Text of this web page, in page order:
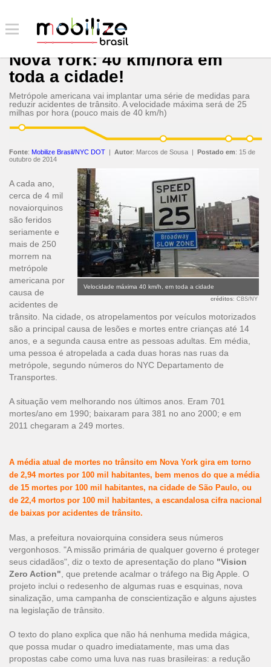
Nova York: 40 km/hora em
toda a cidade!
Metrópole americana vai implantar uma série de medidas para
reduzir acidentes de trânsito. A velocidade máxima será de 25
milhas por hora (pouco mais de 40 km/h)
Fonte: Mobilize Brasil/NYC DOT | Autor: Marcos de Sousa | Postado em: 15 de
outubro de 2014
Velocidade máxima 40 km/h, em toda a cidade
créditos: CBS/NY
A cada ano,
cerca de 4 mil
novaiorquinos
são feridos
seriamente e
mais de 250
morrem na
metrópole
americana por
causa de
acidentes de
trânsito. Na cidade, os atropelamentos por veículos motorizados
são a principal causa de lesões e mortes entre crianças até 14
anos, e a segunda causa entre as pessoas adultas. Em média,
uma pessoa é atropelada a cada duas horas nas ruas da
metrópole, segundo números do NYC Departamento de
Transportes.
A situação vem melhorando nos últimos anos. Eram 701
mortes/ano em 1990; baixaram para 381 no ano 2000; e em
2011 chegaram a 249 mortes.
A média atual de mortes no trânsito em Nova York gira em torno
de 2,94 mortes por 100 mil habitantes, bem menos do que a média
de 15 mortes por 100 mil habitantes, na cidade de São Paulo, ou
de 22,4 mortos por 100 mil habitantes, a escandalosa cifra nacional
de baixas por acidentes de trânsito.
Mas, a prefeitura novaiorquina considera seus números
vergonhosos. "A missão primária de qualquer governo é proteger
seus cidadãos", diz o texto de apresentação do plano "Vision
Zero Action" , que pretende acalmar o tráfego na Big Apple. O
projeto inclui o redesenho de algumas ruas e esquinas, nova
sinalização, uma campanha de conscientização e alguns ajustes
na legislação de trânsito.
O texto do plano explica que não há nenhuma medida mágica,
que possa mudar o quadro imediatamente, mas uma das
propostas cabe como uma luva nas ruas brasileiras: a redução